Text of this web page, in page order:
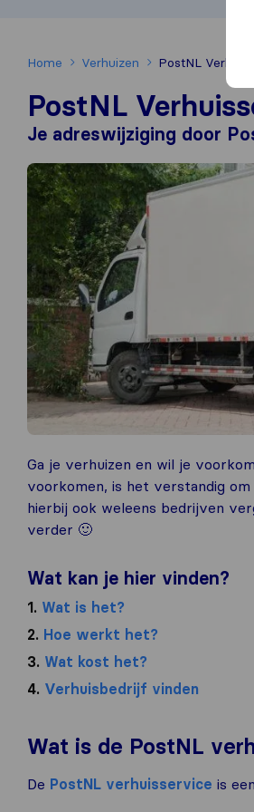
Home Verhuizen PostNL
PostNL
Je adreswijziging door
Ga je verhuizen en wil je
voorkomen, is het verstandig om
hierbij ook weleens bedrijven
verder 🙂
Wat kan je hier vinden?
1. Wat is het?
2. Hoe werkt het?
3. Wat kost het?
4. Verhuisbedrijf vinden
Wat is de PostNL
De PostNL verhuisservice is